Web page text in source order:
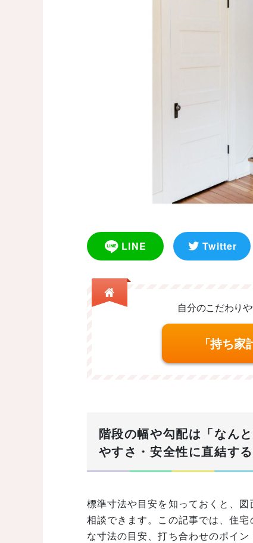
LINE Twitter
自分のこだわり
「持ち
階段の幅や勾配は「なん
やすさ・安全性に直結す
標準寸法や目安を知っておくと、
相談できます。この記事では、住
な寸法の目安、打ち合わせのポイン